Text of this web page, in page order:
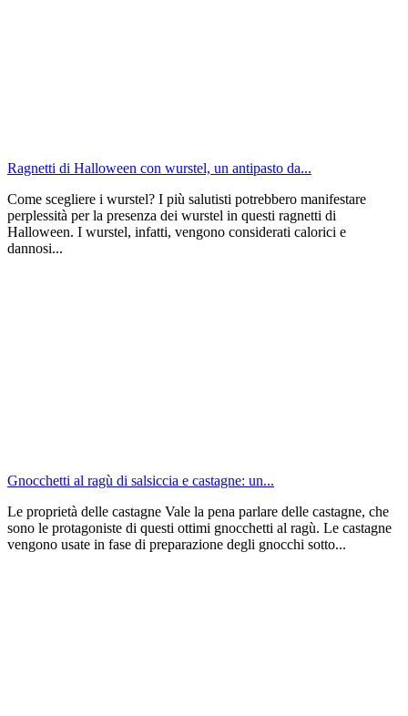
Ragnetti di Halloween con wurstel, un antipasto da...
Come scegliere i wurstel? I più salutisti potrebbero manifestare
perplessità per la presenza dei wurstel in questi ragnetti di
Halloween. I wurstel, infatti, vengono considerati calorici e
dannosi...
Gnocchetti al ragù di salsiccia e castagne: un...
Le proprietà delle castagne Vale la pena parlare delle castagne, che
sono le protagoniste di questi ottimi gnocchetti al ragù. Le castagne
vengono usate in fase di preparazione degli gnocchi sotto...